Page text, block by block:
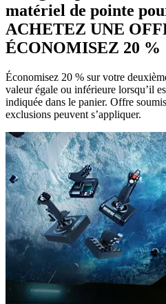
matériel de pointe
ACHETEZ UNE
ÉCONOMISEZ 20 %
Économisez 20 % sur votre
valeur égale ou inférieure lorsqu’il
indiquée dans le panier. Offre
exclusions peuvent s’appliquer.